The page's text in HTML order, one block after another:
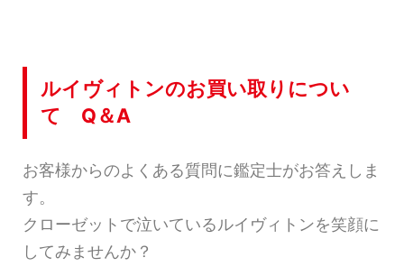
ルイヴィトンのお買い取りについ
て Q＆A
お客様からのよくある質問に鑑定士がお答えしま
す。
クローゼットで泣いているルイヴィトンを笑顔に
してみませんか？